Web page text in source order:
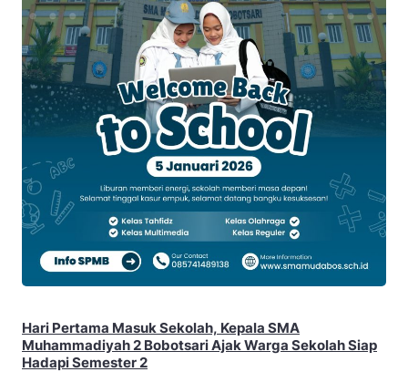
Hari Pertama Masuk Sekolah, Kepala SMA
Muhammadiyah 2 Bobotsari Ajak Warga Sekolah Siap
Hadapi Semester 2